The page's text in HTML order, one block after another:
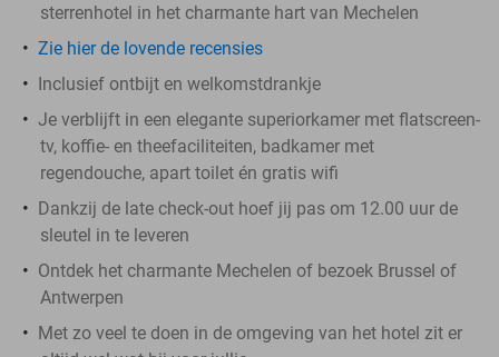
sterrenhotel in het charmante hart van Mechelen
Zie hier de lovende recensies
Inclusief ontbijt en welkomstdrankje
Je verblijft in een elegante superiorkamer met flatscreen-
tv, koffie- en theefaciliteiten, badkamer met
regendouche, apart toilet én gratis wifi
Dankzij de late check-out hoef jij pas om 12.00 uur de
sleutel in te leveren
Ontdek het charmante Mechelen of bezoek Brussel of
Antwerpen
Met zo veel te doen in de omgeving van het hotel zit er